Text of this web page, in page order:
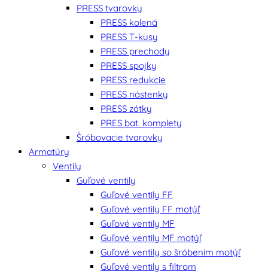
PRESS tvarovky
PRESS kolená
PRESS T-kusy
PRESS prechody
PRESS spojky
PRESS redukcie
PRESS nástenky
PRESS zátky
PRES bat. komplety
Šróbovacie tvarovky
Armatúry
Ventily
Guľové ventily
Guľové ventily FF
Guľové ventily FF motýľ
Guľové ventily MF
Guľové ventily MF motýľ
Guľové ventily so šróbením motýľ
Guľové ventily s filtrom